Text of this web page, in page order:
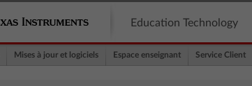
Education Technology
Mises à jour et logiciels Espace enseignant Service Client